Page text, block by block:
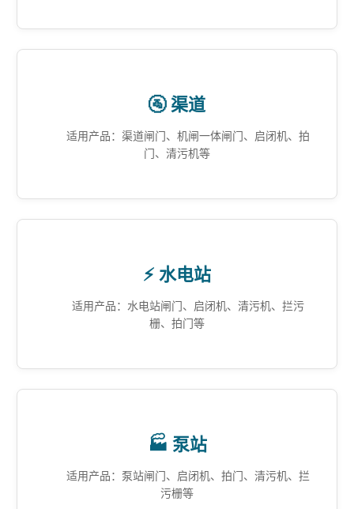
🚰 渠道
适用产品：渠道闸门、机闸一体闸门、启闭机、拍
门、清污机等
⚡ 水电站
适用产品：水电站闸门、启闭机、清污机、拦污
栅、拍门等
🏭 泵站
适用产品：泵站闸门、启闭机、拍门、清污机、拦
污栅等